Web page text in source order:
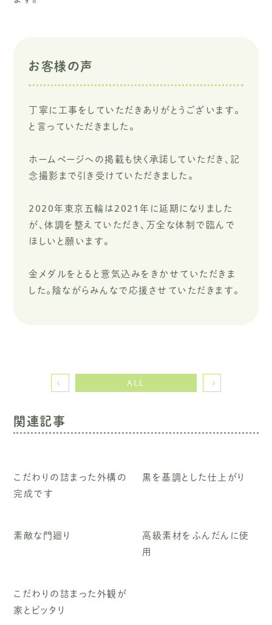
お客様の声
丁寧に工事をしていただきありがとうございます。
と言っていただきました。
ホームページへの掲載も快く承諾していただき、記
念撮影まで引き受けていただきました。
２０２０年東京五輪は２０２１年に延期になりました
が、体調を整えていただき、万全な体制で臨んで
ほしいと願います。
金メダルをとると意気込みをきかせていただきま
した。陰ながらみんなで応援させていただきます。
ALL
関連記事
こだわりの詰まった外構の
完成です
黒を基調とした仕上がり
素敵な門廻り
高級素材をふんだんに使
用
こだわりの詰まった外観が
家とピッタリ